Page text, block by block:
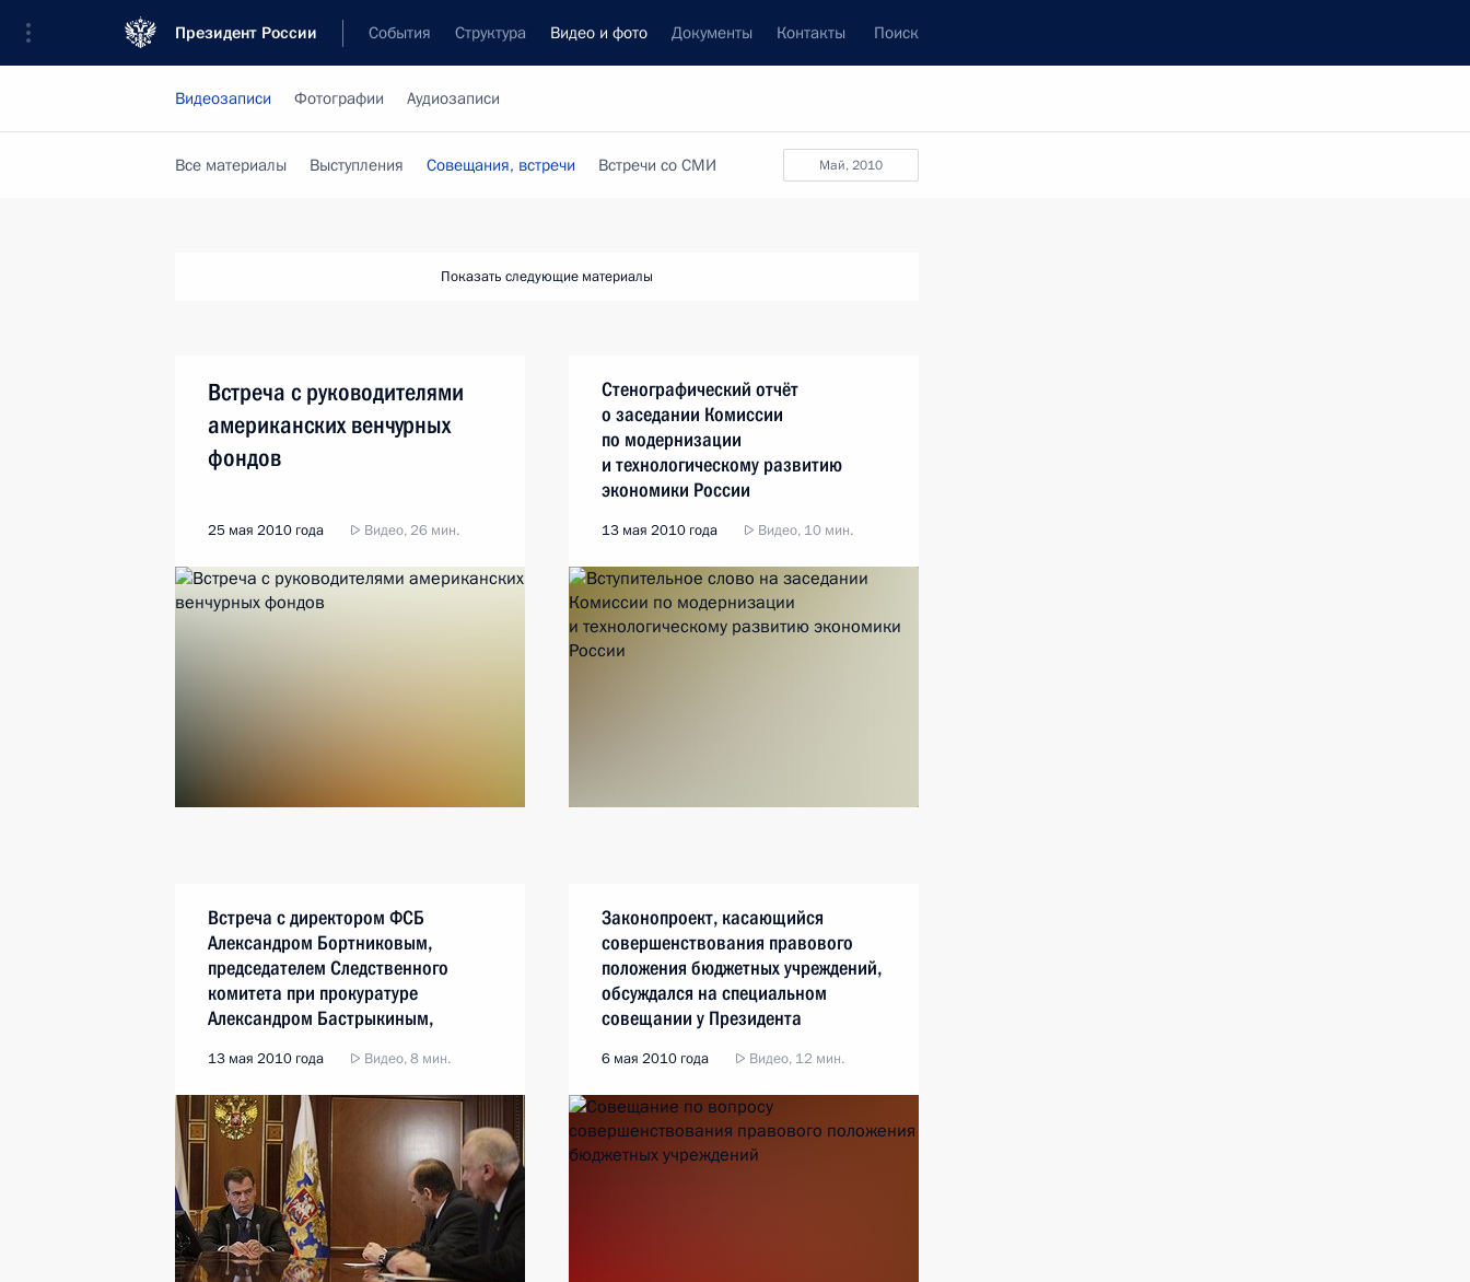
Президент России События Структура Видео и фото Документы Контакты Поиск
Видеозаписи Фотографии Аудиозаписи
май, 2010
Все материалы Выступления Совещания, встречи Встречи со СМИ
Показать следующие материалы
Встреча с руководителями
американских венчурных
фондов
25 мая 2010 года Видео, 26 мин.
Стенографический отчёт
о заседании Комиссии
по модернизации
и технологическому развитию
экономики России
13 мая 2010 года Видео, 10 мин.
Встреча с директором ФСБ
Александром Бортниковым,
председателем Следственного
комитета при прокуратуре
Александром Бастрыкиным,
Николаем Патрушевым
13 мая 2010 года Видео, 8 мин.
Законопроект, касающийся
совершенствования правового
положения бюджетных учреждений,
обсуждался на специальном
совещании у Президента
6 мая 2010 года Видео, 12 мин.